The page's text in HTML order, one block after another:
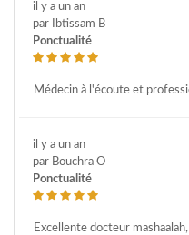
il y a un an
par Ibtissam B
Ponctualité
Médecin à l'écoute et
il y a un an
par Bouchra O
Ponctualité
Excellente docteur